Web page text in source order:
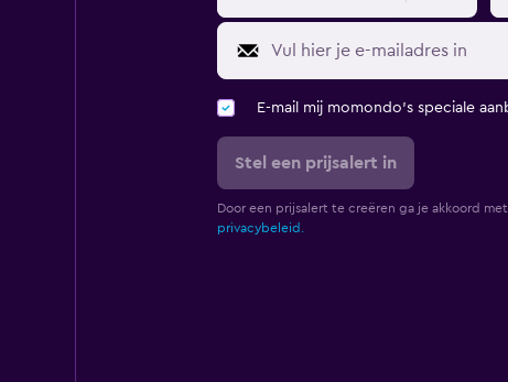
E-mail mij momondo's speciale
Stel een prijsalert in
Door een prijsalert te creëren ga je akkoord
privacybeleid.